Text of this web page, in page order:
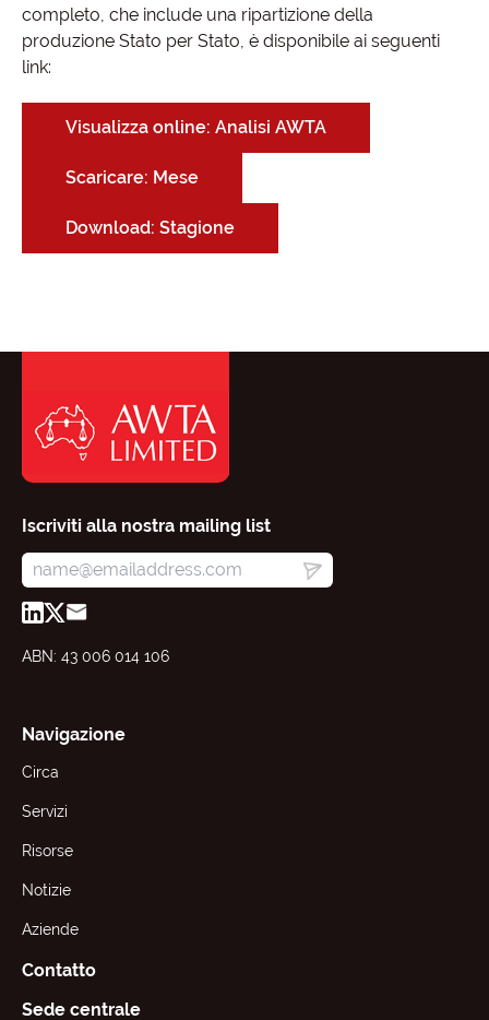
completo, che include una ripartizione della
produzione Stato per Stato, è disponibile ai seguenti
link:
Visualizza online: Analisi AWTA
Scaricare: Mese
Download: Stagione
Iscriviti alla nostra mailing list
ABN: 43 006 014 106
Navigazione
Circa
Servizi
Risorse
Notizie
Aziende
Contatto
Sede centrale